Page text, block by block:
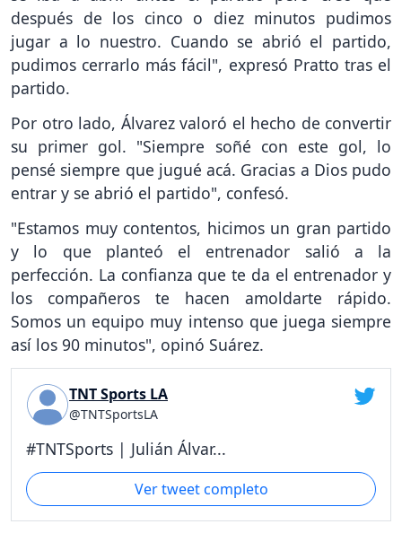
después de los cinco o diez minutos pudimos
jugar a lo nuestro. Cuando se abrió el partido,
pudimos cerrarlo más fácil", expresó Pratto tras el
partido.
Por otro lado, Álvarez valoró el hecho de convertir
su primer gol. "Siempre soñé con este gol, lo
pensé siempre que jugué acá. Gracias a Dios pudo
entrar y se abrió el partido", confesó.
"Estamos muy contentos, hicimos un gran partido
y lo que planteó el entrenador salió a la
perfección. La confianza que te da el entrenador y
los compañeros te hacen amoldarte rápido.
Somos un equipo muy intenso que juega siempre
así los 90 minutos", opinó Suárez.
TNT Sports LA
@TNTSportsLA
#TNTSports | Julián Álvar...
Ver tweet completo